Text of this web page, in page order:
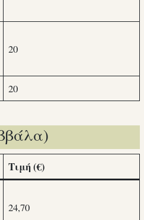
20
20
Τιμή (€)
24,70